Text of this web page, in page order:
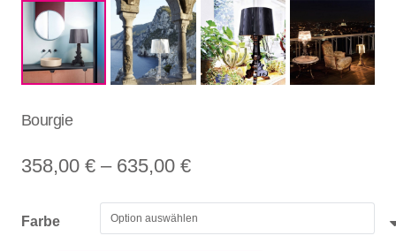
Bourgie
358,00 € – 635,00 €Preisspanne:
bis
635,00 €
Farbe